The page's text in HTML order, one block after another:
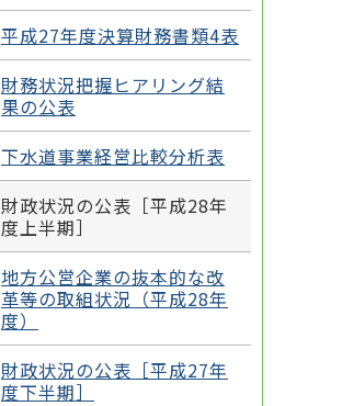
平成27年度決算財務書類4表
財務状況把握ヒアリング結
果の公表
下水道事業経営比較分析表
財政状況の公表［平成28年
度上半期］
地方公営企業の抜本的な改
革等の取組状況（平成28年
度）
財政状況の公表［平成27年
度下半期］